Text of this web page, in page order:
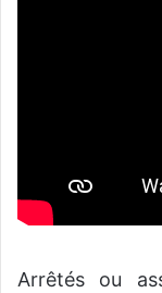
Arrêtés ou